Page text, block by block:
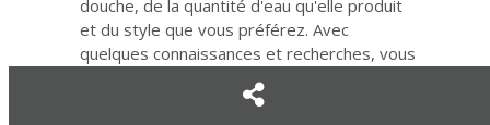
douche, de la quantité d'eau qu'elle produit
et du style que vous préférez. Avec
quelques connaissances et recherches, vous
pouvez trouver le drain linéaire parfait pour
améliorer votre douche et offrir des